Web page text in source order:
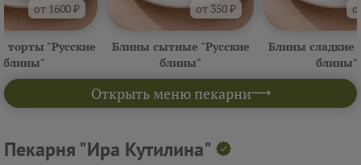
Открыть меню пекарни
от 1600 ₽
торты "Русские
блины"
от 350 ₽
Блины сытные "Русские
блины"
Блины сладкие
блины"
Пекарня "Ира Кутилина"